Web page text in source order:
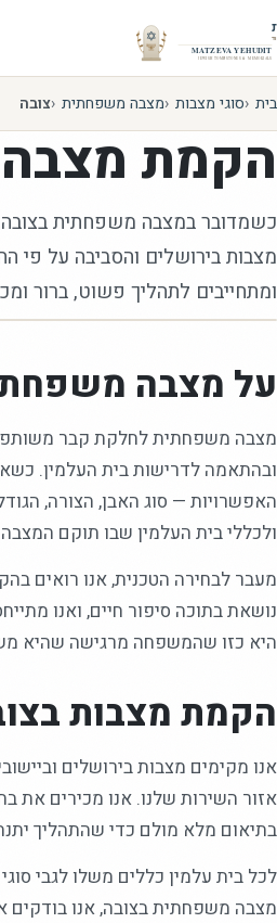
בית סוגי מצבות מצבה משפחתית צובה
הקמת
כשמדובר במצבה משפחתית
מצבות בירושלים והסביבה על
ומתחייבים לתהליך פשוט, ברור
על מצבה
מצבה משפחתית לחלקת קבר משותפת,
ובהתאמה לדרישות בית העלמין.
האפשרויות — סוג האבן, הצורה,
ולכללי בית העלמין שבו תוקם
מעבר לבחירה הטכנית, אנו רואים
נושאת בתוכה סיפור חיים, ואנו
היא כזו שהמשפחה מרגישה שהיא
הקמת מצבות
אזור השירות שלנו. אנו מכירים את
בתיאום מלא מולם כדי שהתהליך
לכל בית עלמין כללים משלו לגבי
מצבה משפחתית בצובה, אנו בודקים